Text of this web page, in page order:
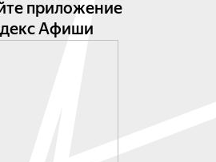
приложение
Афиши